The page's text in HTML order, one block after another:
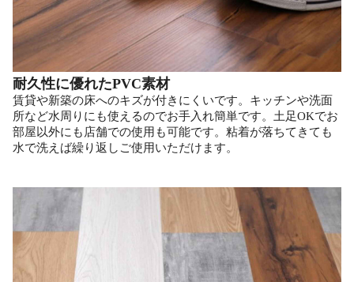
耐久性に優れたPVC素材
賃貸や新築の床へのキズが付きにくいです。キッチンや洗面
所など水周りにも使えるのでお手入れ簡単です。土足OKでお
部屋以外にも店舗での使用も可能です。粘着が落ちてきても
水で洗えば繰り返しご使用いただけます。